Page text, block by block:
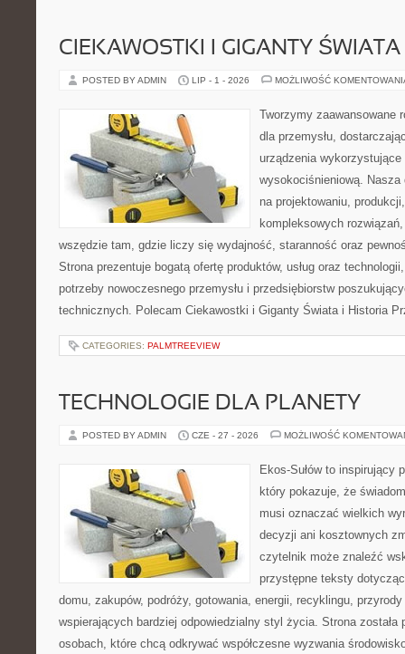
CIEKAWOSTKI I GIGANTY ŚWIATA
POSTED BY ADMIN LIP - 1 - 2026 MOŻLIWOŚĆ
Tworzymy zaawansowane
dla przemysłu,
urządzenia wykorzystujące
wysokociśnieniową. Nasza
na projektowaniu,
kompleksowych
wszędzie tam, gdzie liczy się wydajność, staranność oraz
Strona prezentuje bogatą ofertę produktów, usług oraz
potrzeby nowoczesnego przemysłu i przedsiębiorstw
technicznych. Polecam Ciekawostki i Giganty Świata i Historia
CATEGORIES: PALMTREEVIEW
TECHNOLOGIE DLA PLANETY
POSTED BY ADMIN CZE - 27 - 2026 MOŻLIWOŚĆ
Ekos-Sułów to inspirujący
który pokazuje, że
musi oznaczać wielkich
decyzji ani kosztownych
czytelnik może znaleźć
przystępne teksty
domu, zakupów, podróży, gotowania, energii, recyklingu,
wspierających bardziej odpowiedzialny styl życia. Strona została
osobach, które chcą odkrywać współczesne wyzwania